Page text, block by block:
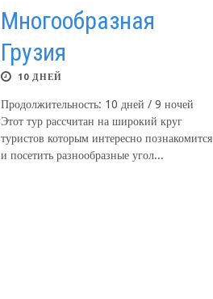
Многообразная
Грузия
10 ДНЕЙ
Продолжительность: 10 дней / 9 ночей
Этот тур рассчитан на широкий круг
туристов которым интересно познакомится
и посетить разнообразные угол...